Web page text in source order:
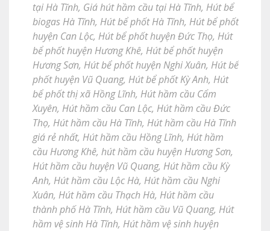
tại Hà Tĩnh, Giá hút hầm cầu tại Hà Tĩnh, Hút bể
biogas Hà Tĩnh, Hút bể phốt Hà Tĩnh, Hút bể phốt
huyện Can Lộc, Hút bể phốt huyện Đức Thọ, Hút
bể phốt huyện Hương Khê, Hút bể phốt huyện
Hương Sơn, Hút bể phốt huyện Nghi Xuân, Hút bể
phốt huyện Vũ Quang, Hút bể phốt Kỳ Anh, Hút
bể phốt thị xã Hồng Lĩnh, Hút hầm cầu Cẩm
Xuyên, Hút hầm cầu Can Lộc, Hút hầm cầu Đức
Thọ, Hút hầm cầu Hà Tĩnh, Hút hầm cầu Hà Tĩnh
giá rẻ nhất, Hút hầm cầu Hồng Lĩnh, Hút hầm
cầu Hương Khê, hút hầm cầu huyện Hương Sơn,
Hút hầm cầu huyện Vũ Quang, Hút hầm cầu Kỳ
Anh, Hút hầm cầu Lộc Hà, Hút hầm cầu Nghi
Xuân, Hút hầm cầu Thạch Hà, Hút hầm cầu
thành phố Hà Tĩnh, Hút hầm cầu Vũ Quang, Hút
hầm vệ sinh Hà Tĩnh, Hút hầm vệ sinh huyện